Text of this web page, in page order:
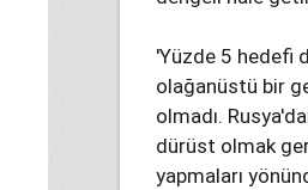
'Yüzde 5 hedefi
olağanüstü bir
olmadı.
dürüst olmak
yapmaları